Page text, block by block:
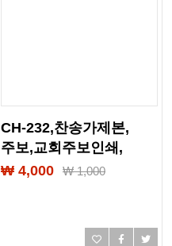
CH-232,찬송가제본,
주보,교회주보인쇄,
기도노트,교육계획서,
성경학교교재,인쇄,제본,
₩ 4,000 ₩1,000